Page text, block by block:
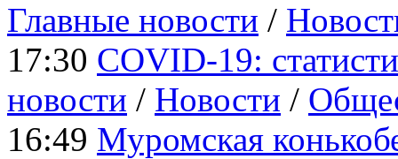
Главные новости /
17:30 COVID-19:
новости / Новости /
16:49 Муромская